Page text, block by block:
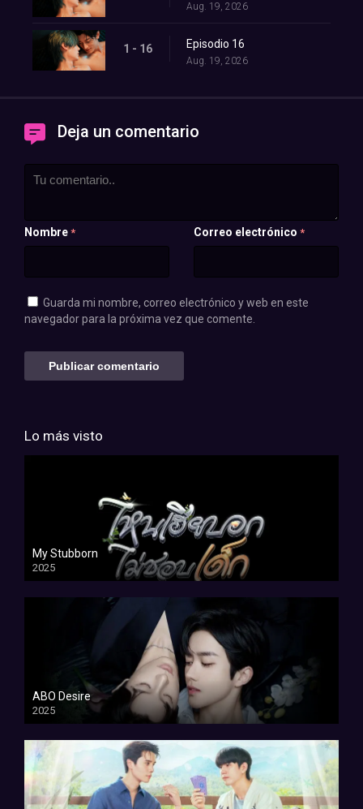
Aug. 19, 2026
1 - 16 Episodio 16
Aug. 19, 2026
Deja un comentario
Nombre * Correo electrónico *
Guarda mi nombre, correo electrónico y web en este
navegador para la próxima vez que comente.
Lo más visto
My Stubborn
2025
ABO Desire
2025